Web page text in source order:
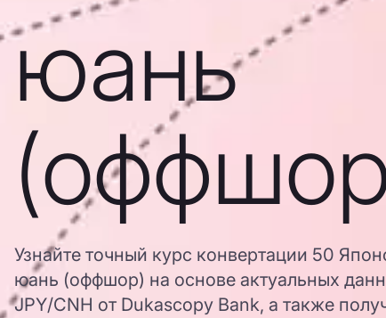
юань
Узнайте точный курс конвертации 50
юань (оффшор) на основе актуальных
JPY/CNH от Dukascopy Bank, а также